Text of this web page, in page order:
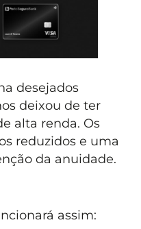
desejados
deixou de ter
alta renda. Os
reduzidos e uma
da anuidade.
assim: